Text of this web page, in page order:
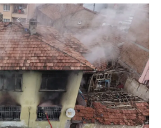
Şırnak
Bartın
Ardahan
Iğdır
Yalova